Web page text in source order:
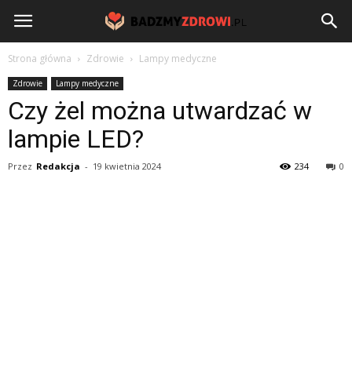
BadzmyZdrowi.pl
Strona główna Zdrowie Lampy medyczne
Zdrowie Lampy medyczne
Czy żel można utwardzać w
lampie LED?
Przez Redakcja - 19 kwietnia 2024 0
234